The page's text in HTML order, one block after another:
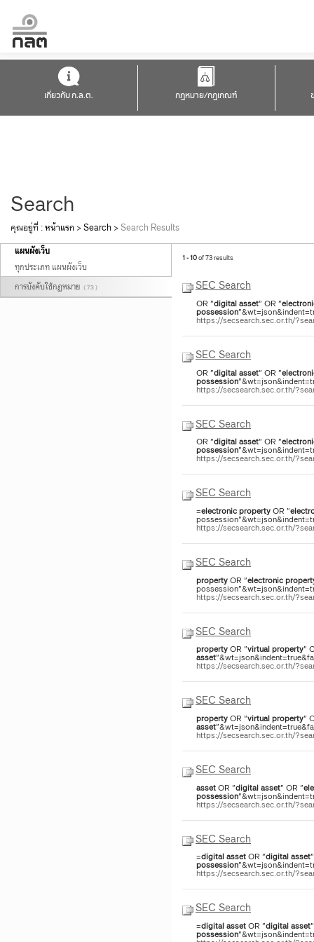
เกี่ยวกับ ก.ล.ต. กฎหมาย/กฎเกณฑ์
Search
คุณอยู่ที่ :หน้าแรก >Search >Search Results
แผนผังเว็บ
ทุกประเภท แผนผังเว็บ
การบังคับใช้กฏหมาย ( 73 )
1 - 10of 73 results
SEC Search
OR "digitalasset" OR "
possession
https://secsearch.sec.or.th/
SEC Search
OR "digitalasset" OR "
possession
https://secsearch.sec.or.th/
SEC Search
OR "digitalasset" OR "
possession
https://secsearch.sec.or.th/
SEC Search
=electronicpropertyOR "
https://secsearch.sec.or.th/
SEC Search
propertyOR "electronic
https://secsearch.sec.or.th/
SEC Search
propertyOR "virtualproperty"
asset
https://secsearch.sec.or.th/
SEC Search
propertyOR "virtualproperty"
asset
https://secsearch.sec.or.th/
SEC Search
assetOR "digitalasset" OR "
possession
https://secsearch.sec.or.th/
SEC Search
=digitalassetOR "digitalasset
possession
https://secsearch.sec.or.th/
SEC Search
=digitalassetOR "digitalasset
possession